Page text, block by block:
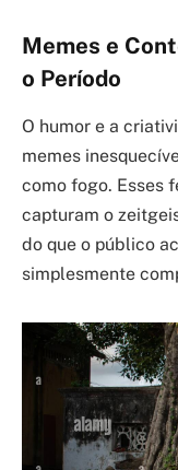
Memes e
o Período
O humor e a
memes
como fogo. Esses
capturam o
do que o público
simplesmente